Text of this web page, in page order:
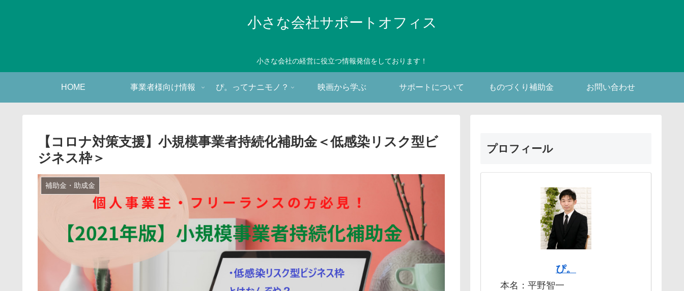
小さな会社サポートオフィス
小さな会社の経営に役立つ情報発信をしております！
HOME 事業者様向け情報 ぴ。ってナニモノ？ 映画から学ぶ サポートについて ものづくり補助金 お問い合わせ
【コロナ対策支援】小規模事業者持続化補助金＜低感染リスク型ビ
ジネス枠＞
補助金・助成金
プロフィール
ぴ。
本名：平野智一